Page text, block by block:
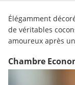
Élégamment
de véritables
amoureux après
Chambre